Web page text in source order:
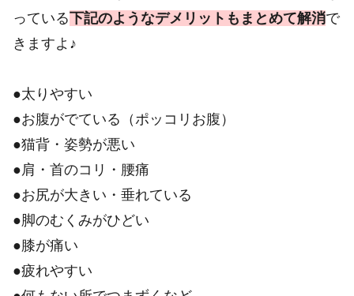
っている下記のようなデメリットもまとめて解消で
きますよ♪
●太りやすい
●お腹がでている（ポッコリお腹）
●猫背・姿勢が悪い
●肩・首のコリ・腰痛
●お尻が大きい・垂れている
●脚のむくみがひどい
●膝が痛い
●疲れやすい